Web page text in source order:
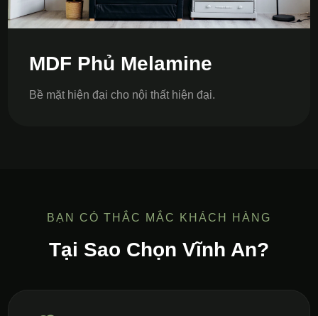
MDF Phủ Melamine
Bề mặt hiện đại cho nội thất hiện đại.
BẠN CÓ THẮC MẮC KHÁCH HÀNG
Tại Sao Chọn Vĩnh An?